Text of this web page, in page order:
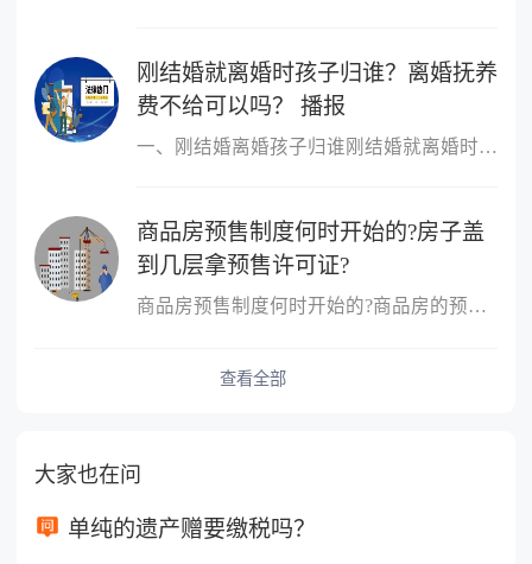
刚结婚就离婚时孩子归谁？离婚抚养
费不给可以吗？ 播报
一、刚结婚离婚孩子归谁刚结婚就离婚时判定孩子的扶养人，需要分情
商品房预售制度何时开始的?房子盖
到几层拿预售许可证?
商品房预售制度何时开始的?商品房的预售制度是在1953年,由香港的霍
查看全部
大家也在问
单纯的遗产赠要缴税吗？